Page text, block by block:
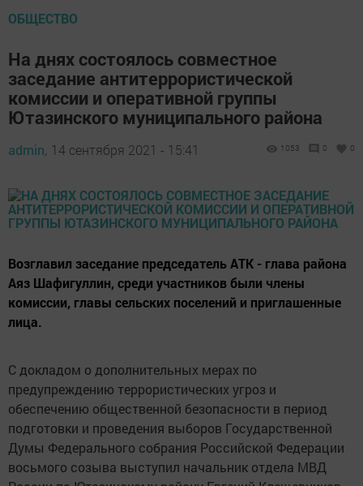
ОБЩЕСТВО
На днях состоялось совместное
заседание антитеррористической
комиссии и оперативной группы
Ютазинского муниципального района
admin, 14 сентября 2021 - 15:41 1053 0 0
Возглавил заседание председатель АТК - глава района
Аяз Шафигуллин, среди участников были члены
комиссии, главы сельских поселений и приглашенные
лица.
С докладом о дополнительных мерах по
предупреждению террористических угроз и
обеспечению общественной безопасности в период
подготовки и проведения выборов Государственной
Думы Федерального собрания Российской Федерации
восьмого созыва выступил начальник отдела МВД